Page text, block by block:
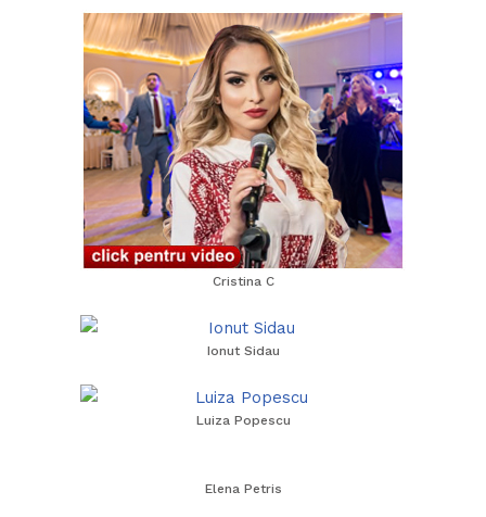
Cristina C
Ionut Sidau
Luiza Popescu
Elena Petris